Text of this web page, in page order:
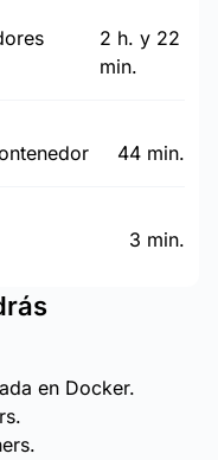
2 h. y 22
min.
44 min.
3 min.
en Docker.